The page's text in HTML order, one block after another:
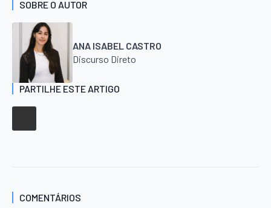
SOBRE O AUTOR
ANA ISABEL CASTRO
Discurso Direto
PARTILHE ESTE ARTIGO
COMENTÁRIOS